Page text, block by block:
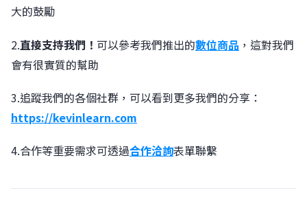
大的鼓勵
2.直接支持我們！ 可以參考我們推出的數位商品 ，這對我們
會有很實質的幫助
3.追蹤我們的各個社群，可以看到更多我們的分享：
https://kevinlearn.com
4.合作等重要需求可透過合作洽詢表單聯繫